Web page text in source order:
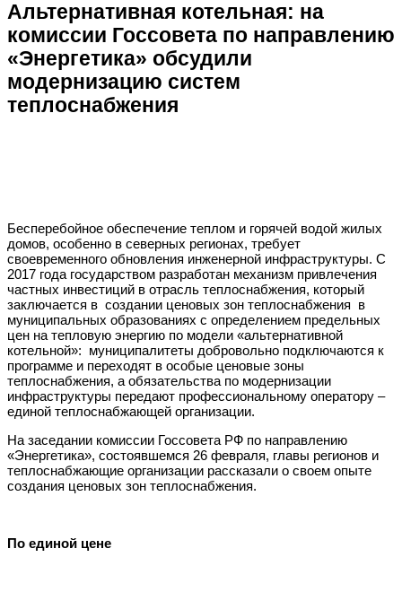
Альтернативная котельная: на
комиссии Госсовета по направлению
«Энергетика» обсудили
модернизацию систем
теплоснабжения
Бесперебойное обеспечение теплом и горячей водой жилых
домов, особенно в северных регионах, требует
своевременного обновления инженерной инфраструктуры. С
2017 года государством разработан механизм привлечения
частных инвестиций в отрасль теплоснабжения, который
заключается в создании ценовых зон теплоснабжения в
муниципальных образованиях с определением предельных
цен на тепловую энергию по модели «альтернативной
котельной»: муниципалитеты добровольно подключаются к
программе и переходят в особые ценовые зоны
теплоснабжения, а обязательства по модернизации
инфраструктуры передают профессиональному оператору –
единой теплоснабжающей организации.
На заседании комиссии Госсовета РФ по направлению
«Энергетика», состоявшемся 26 февраля, главы регионов и
теплоснабжающие организации рассказали о своем опыте
создания ценовых зон теплоснабжения.
По единой цене